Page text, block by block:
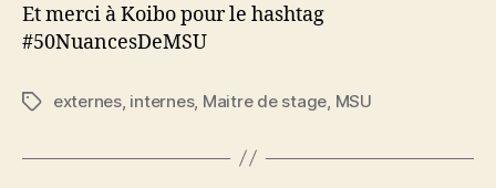
Et merci à Koibo pour le hashtag
#50NuancesDeMSU
Étiquettes
externes, internes, Maitre de stage MSU